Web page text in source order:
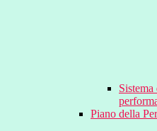
Piano della